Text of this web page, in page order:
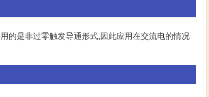
的是非过零触发导通形式,因此应用在交流电的情况